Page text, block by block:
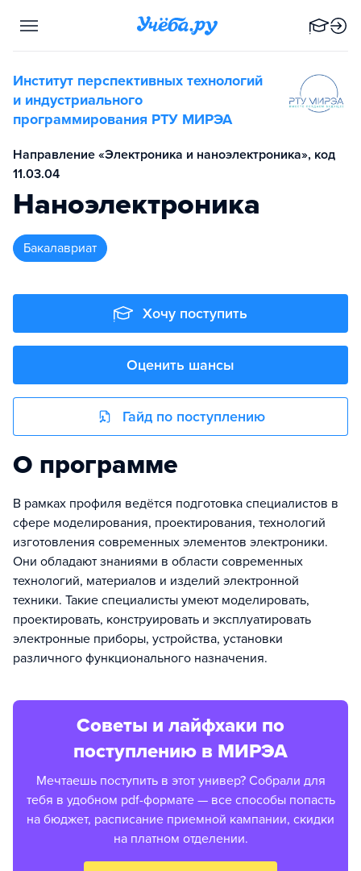
Институт перспективных технологий
и индустриального
программирования РТУ МИРЭА
Направление «Электроника и наноэлектроника», код
11.03.04
Наноэлектроника
бакалавриат
Хочу поступить
Оценить шансы
Гайд по поступлению
О программе
В рамках профиля ведётся подготовка специалистов в
сфере моделирования, проектирования, технологий
изготовления современных элементов электроники.
Они обладают знаниями в области современных
технологий, материалов и изделий электронной
техники. Такие специалисты умеют моделировать,
проектировать, конструировать и эксплуатировать
электронные приборы, устройства, установки
различного функционального назначения.
Советы и лайфхаки по
поступлению в МИРЭА
Мечтаешь поступить в этот универ? Собрали для
тебя в удобном pdf-формате — все способы попасть
на бюджет, расписание приемной кампании, скидки
на платном отделении.